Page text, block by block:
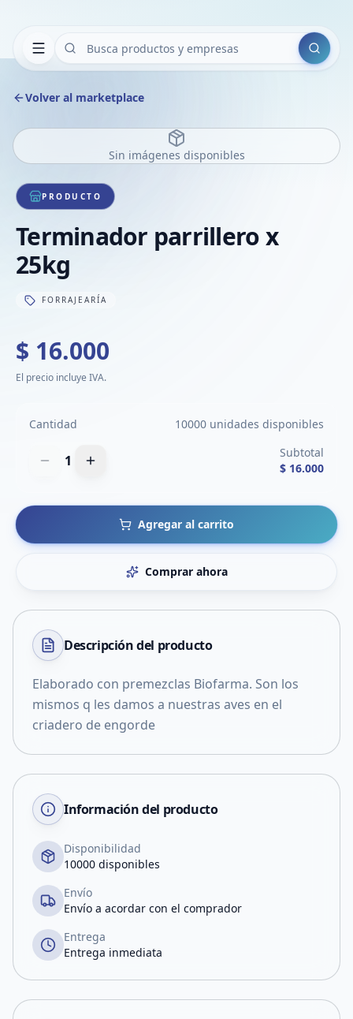
Buscar
Volver al marketplace
Sin imágenes disponibles
PRODUCTO
Terminador parrillero x
25kg
FORRAJEARÍA
$ 16.000
El precio incluye IVA.
Cantidad 10000 unidades disponibles
1
Subtotal
$ 16.000
Agregar al carrito
Comprar ahora
Descripción del producto
Elaborado con premezclas Biofarma. Son los
mismos q les damos a nuestras aves en el
criadero de engorde
Información del producto
Disponibilidad
10000 disponibles
Envío
Envío a acordar con el comprador
Entrega
Entrega inmediata